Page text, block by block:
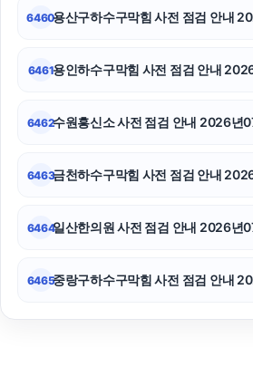
6460용산구하수구막힘 사전 점검 안내
6461용인하수구막힘 사전 점검 안내
6462수원흥신소 사전 점검 안내 2026년
6463금천하수구막힘 사전 점검 안내
6464일산한의원 사전 점검 안내 2026년
6465중랑구하수구막힘 사전 점검 안내